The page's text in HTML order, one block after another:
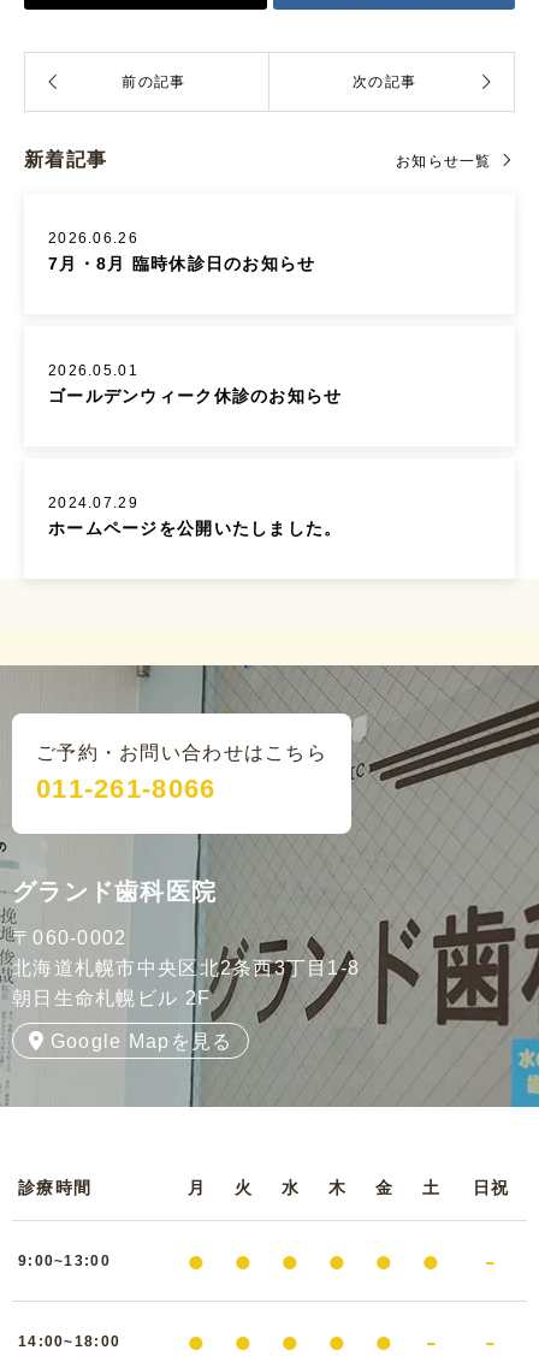
新着記事 お知らせ一覧
2026.06.26
7月・8月 臨時休診日のお知らせ
2026.05.01
ゴールデンウィーク休診のお知らせ
2024.07.29
ホームページを公開いたしました。
ご予約・お問い合わせはこちら
011-261-8066
グランド歯科医院
〒060-0002
北海道札幌市中央区北2条西3丁目1-8
朝日生命札幌ビル 2F
Google Mapを見る
診療時間 月 火 水 木 金 土 日祝
9:00~13:00 ● ● ● ● ● ● -
14:00~18:00 ● ● ● ● ● - -